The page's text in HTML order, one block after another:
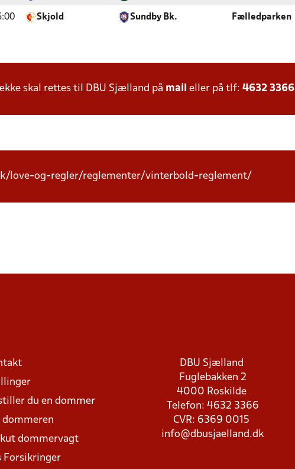
Skjold Sundby Bk. Fælledparken
skal rettes til DBU Sjælland på mail eller på tlf: 4632 3366
love-og-regler/reglementer/vinterbold-reglement/
du en dommer
dommeren
dommervagt
Forsikringer
DBU Sjælland
Fuglebakken 2
4000 Roskilde
Telefon: 4632 3366
CVR: 6369 0015
info@dbusjaelland.dk